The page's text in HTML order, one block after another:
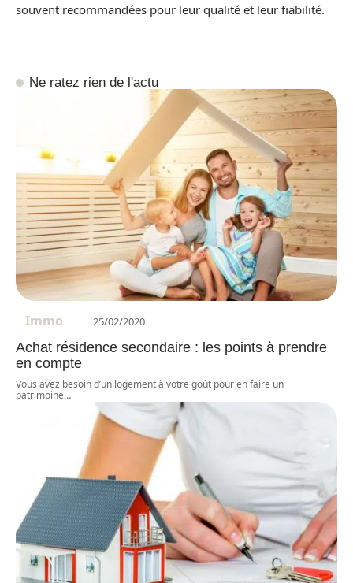
souvent recommandées pour leur qualité et leur fiabilité.
Ne ratez rien de l'actu
Immo 25/02/2020
Achat résidence secondaire : les points à prendre
en compte
Vous avez besoin d’un logement à votre goût pour en faire un
patrimoine…